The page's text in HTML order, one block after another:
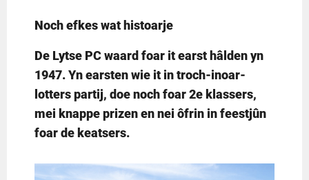
Noch efkes wat histoarje
De Lytse PC waard foar it earst hâlden yn
1947. Yn earsten wie it in troch-inoar-
lotters partij, doe noch foar 2e klassers,
mei knappe prizen en nei ôfrin in feestjûn
foar de keatsers.